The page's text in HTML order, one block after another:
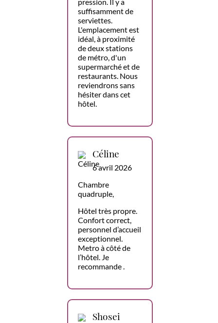
suffisamment de
serviettes.
L'emplacement est
idéal, à proximité
de deux stations
de métro, d'un
supermarché et de
restaurants. Nous
reviendrons sans
hésiter dans cet
hôtel.
Céline
6 avril 2026
Chambre
quadruple,
Hôtel très propre.
Confort correct,
personnel d’accueil
exceptionnel.
Metro à côté de
l’hôtel. Je
recommande .
Shosei